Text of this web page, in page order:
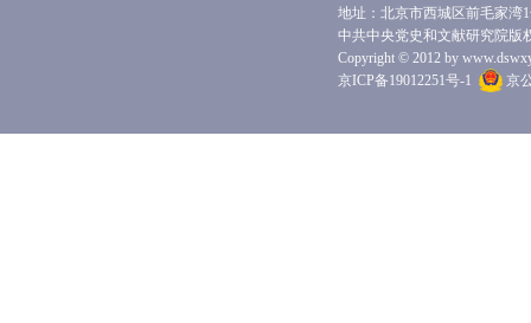
地址：北京市西城区前毛家湾
中共中央党史和文献研究院版
Copyright © 2012 by
京ICP备19012251号-1
京